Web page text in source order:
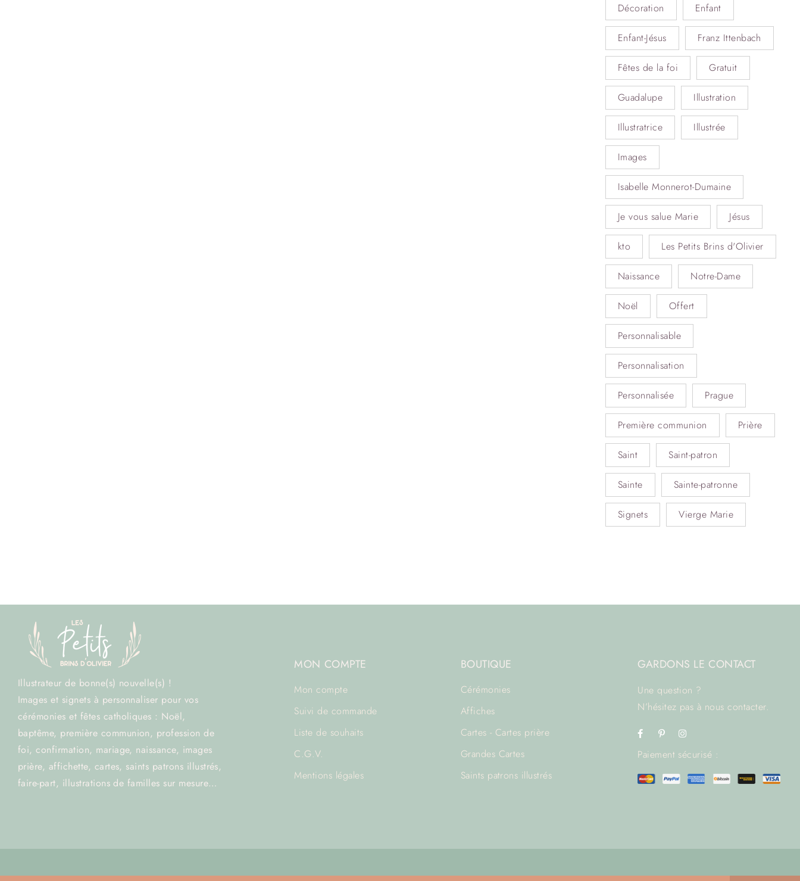
Décoration Enfant
Enfant-Jésus Franz Ittenbach
Fêtes de la foi Gratuit
Guadalupe Illustration
Illustratrice Illustrée
Images
Isabelle Monnerot-Dumaine
Je vous salue Marie Jésus
kto Les Petits Brins d'Olivier
Naissance Notre-Dame
Noël Offert
Personnalisable
Personnalisation
Personnalisée Prague
Première communion Prière
Saint Saint-patron
Sainte Sainte-patronne
Signets Vierge Marie
Illustrateur de bonne(s) nouvelle(s) !
Images et signets à personnaliser pour vos
cérémonies et fêtes catholiques : Noël,
baptême, première communion, profession de
foi, confirmation, mariage, naissance, images
prière, affichette, cartes, saints patrons illustrés,
faire-part, illustrations de familles sur mesure…
MON COMPTE
Mon compte
Suivi de commande
Liste de souhaits
C.G.V.
Mentions légales
BOUTIQUE
Cérémonies
Affiches
Cartes - Cartes prière
Grandes Cartes
Saints patrons illustrés
GARDONS LE CONTACT
Une question ?
N’hésitez pas à nous contacter.
Paiement sécurisé :